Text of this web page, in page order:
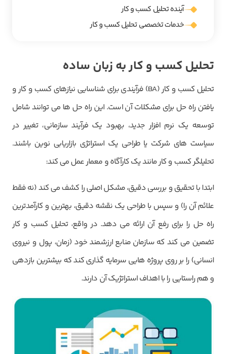
آینده تحلیل کسب و کار
خدمات تخصصی تحلیل کسب و کار
تحلیل کسب و کار به زبان ساده
تحلیل کسب و کار (BA) فرآیندی برای شناسایی نیازهای کسب و کار و
یافتن راه حل برای مشکلات آن است. این راه حل ها می توانند شامل
توسعه یک نرم افزار جدید، بهبود یک فرآیند سازمانی، تغییر در
سیاست های شرکت یا طراحی یک استراتژی بازاریابی نوین باشند.
تحلیلگر کسب و کار مانند یک کارآگاه و معمار عمل می کند:
ابتدا با تحقیق و بررسی دقیق، مشکل اصلی را کشف می کند (نه فقط
علائم آن را) و سپس با طراحی یک نقشه دقیق، بهترین و کارآمدترین
راه حل را برای رفع آن ارائه می دهد. در واقع، تحلیل کسب و کار
تضمین می کند که سازمان منابع ارزشمند خود (زمان، پول و نیروی
انسانی) را بر روی پروژه هایی سرمایه گذاری کند که بیشترین بازدهی
و هم راستایی را با اهداف استراتژیک آن دارند.